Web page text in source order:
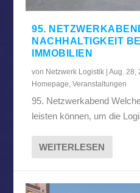
95.
NACHHALTIGKEIT
IMMOBILIEN
von Netzwerk Logistik |Aug. 28,
Homepage,Veranstaltungen
95. Netzwerkabend
leisten können, um die
WEITERLESEN